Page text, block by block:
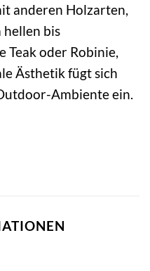
anderen Holzarten,
hellen bis
oder Robinie,
Ästhetik fügt sich
Ambiente ein.